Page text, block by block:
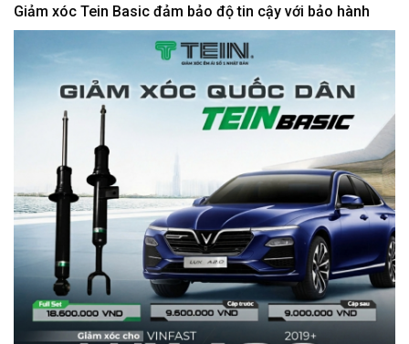
Giảm xóc Tein Basic đảm bảo độ tin cậy với bảo hành